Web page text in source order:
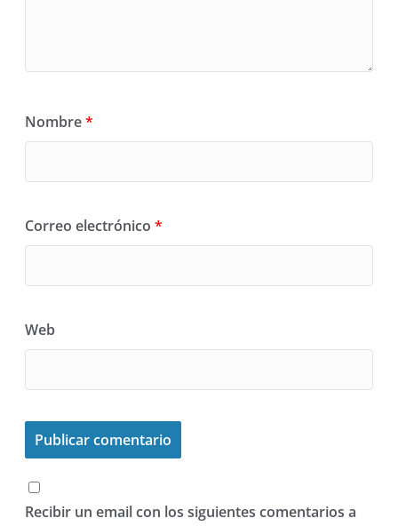
Nombre*
Correo electrónico*
Web
Recibir un email con los siguientes comentarios a